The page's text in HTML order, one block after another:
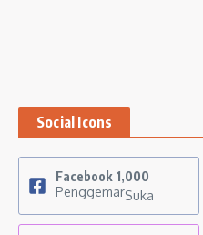
Social Icons
Facebook 1,000
PenggemarSuka